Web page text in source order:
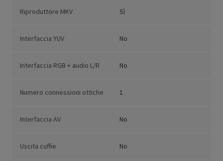
Riproduttore MKV Sì
Interfaccia YUV No
Interfaccia RGB + audio L/R No
Numero connessioni ottiche 1
Interfaccia AV No
Uscita cuffie No